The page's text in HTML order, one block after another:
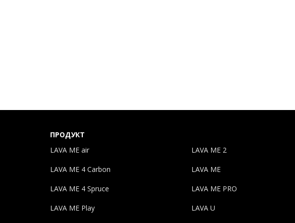
ПРОДУКТ
LAVA ME air
LAVA ME 4 Carbon
LAVA ME 4 Spruce
LAVA ME Play
LAVA ME 2
LAVA ME
LAVA ME PRO
LAVA U